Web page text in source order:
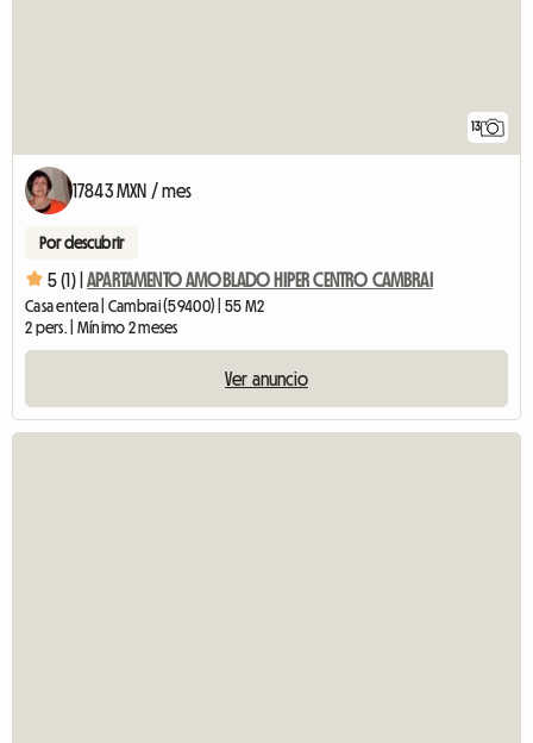
13
17843 MXN / mes
Por descubrir
5 (1) | APARTAMENTO AMOBLADO HIPER CENTRO CAMBRAI
Casa entera | Cambrai (59400) | 55 M2
2 pers. | Mínimo 2 meses
Ver anuncio